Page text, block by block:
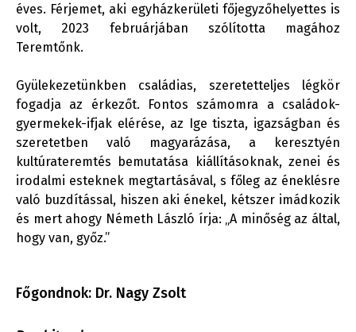
éves. Férjemet, aki egyházkerületi főjegyzőhelyettes is
volt, 2023 februárjában szólította magához
Teremtőnk.
Gyülekezetünkben családias, szeretetteljes légkör
fogadja az érkezőt. Fontos számomra a családok-
gyermekek-ifjak elérése, az Ige tiszta, igazságban és
szeretetben való magyarázása, a keresztyén
kultúrateremtés bemutatása kiállításoknak, zenei és
irodalmi esteknek megtartásával, s főleg az éneklésre
való buzdítással, hiszen aki énekel, kétszer imádkozik
és mert ahogy Németh László írja: „A minőség az által,
hogy van, győz.”
Főgondnok: Dr. Nagy Zsolt